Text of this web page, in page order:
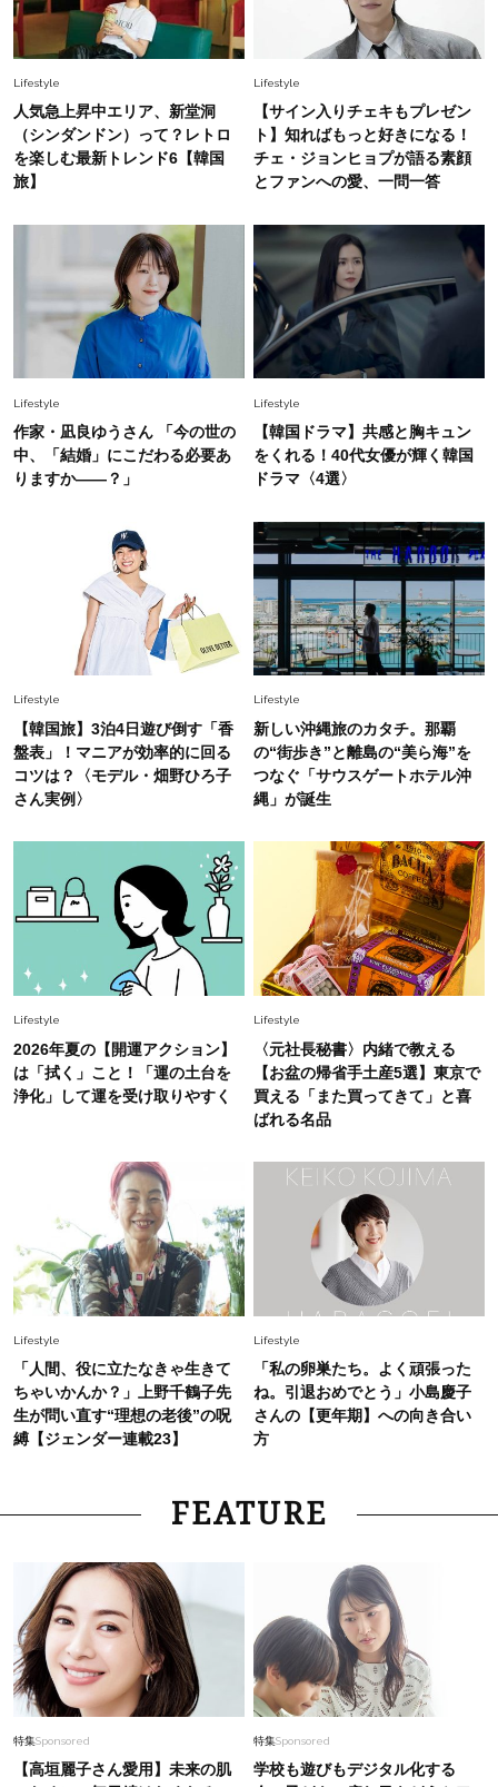
幸福感”に目が向いた」ライフスタイルも、服も
白黒でもこんなに華やぐ！40代、夏の「甘めト
ップス×パンツ」コーデ〈3選〉
40代の夏通勤はこれ１着！「きちんと感」も
「オシャレ」も整うトレンドトップス〈4選〉
Fashion 2026.5.29
今、40代の「メガネ＆サングラス」のトレンド
に更新あり！“黒ぶち以外”が新定番に
Fashion 2026.8.5
オシャレ40代の【ワンピ＆オールインワン】最
旬着こなし3選。地味見え回避のコツは「バッグ
Fashion
【40代のTシャツコーデ】超ビッグサイズ×きれ
いめハーフパンツでモードに昇華
Fashion 2026.7.9
やぐ【甘め黒アイテム】3選
Fashion 2026.7.25
26年夏は「小ぶり」が大流行中！人と被らない
Fashion 2026.7.2
【40代夏コーデ】猛暑でも快適＆上品に！体型
カバーも叶う厳選アイテム〈13選〉
Lifestyle
人気急上昇中エリア、新堂洞
（シンダンドン）って？レトロ
を楽しむ最新トレンド6【韓国
旅】
Lifestyle
【サイン入りチェキもプレゼン
ト】知ればもっと好きになる！
チェ・ジョンヒョプが語る素顔
とファンへの愛、一問一答
Lifestyle
作家・凪良ゆうさん 「今の世の
中、「結婚」にこだわる必要あ
りますか――？」
Lifestyle
【韓国ドラマ】共感と胸キュン
をくれる！40代女優が輝く韓国
ドラマ〈4選〉
Lifestyle
【韓国旅】3泊4日遊び倒す「香
盤表」！マニアが効率的に回る
コツは？〈モデル・畑野ひろ子
さん実例〉
Lifestyle
新しい沖縄旅のカタチ。那覇
の“街歩き”と離島の“美ら海”を
つなぐ「サウスゲートホテル沖
縄」が誕生
Lifestyle
2026年夏の【開運アクション】
は「拭く」こと！「運の土台を
浄化」して運を受け取りやすく
Lifestyle
〈元社長秘書〉内緒で教える
【お盆の帰省手土産5選】東京で
買える「また買ってきて」と喜
ばれる名品
Lifestyle
「人間、役に立たなきゃ生きて
ちゃいかんか？」上野千鶴子先
生が問い直す“理想の老後”の呪
縛【ジェンダー連載23】
Lifestyle
「私の卵巣たち。よく頑張った
ね。引退おめでとう」小島慶子
さんの【更年期】への向き合い
方
FEATURE
特集Sponsored
【高垣麗子さん愛用】未来の肌
特集Sponsored
学校も遊びもデジタル化する